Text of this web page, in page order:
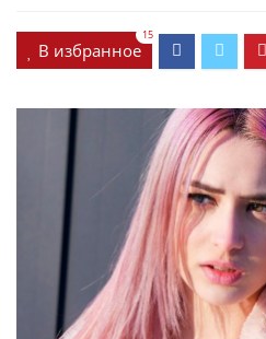
В избранное
15